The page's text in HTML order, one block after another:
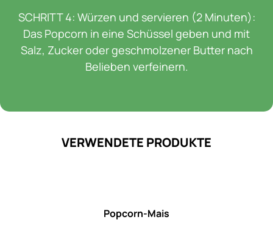
SCHRITT 4: Würzen und servieren (2 Minuten):
Das Popcorn in eine Schüssel geben und mit
Salz, Zucker oder geschmolzener Butter nach
Belieben verfeinern.
VERWENDETE PRODUKTE
Popcorn-Mais